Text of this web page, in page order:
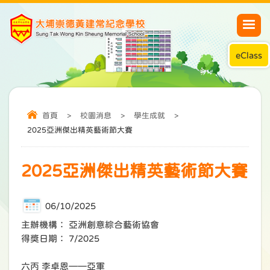
eClass
首頁 > 校園消息 > 學生成就
>
2025亞洲傑出精英藝術節大賽
2025亞洲傑出精英藝術節大賽
06/10/2025
主辦機構： 亞洲創意綜合藝術協會
得獎日期： 7/2025
六丙 李卓恩——亞軍